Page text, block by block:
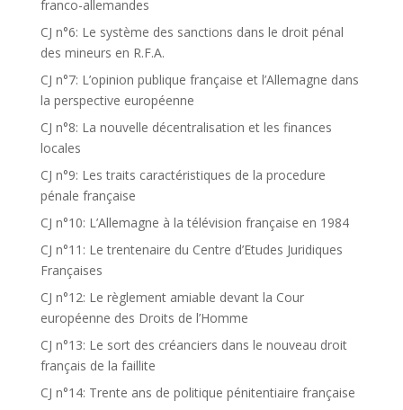
franco-allemandes
CJ n°6: Le système des sanctions dans le droit pénal
des mineurs en R.F.A.
CJ n°7: L’opinion publique française et l’Allemagne dans
la perspective européenne
CJ n°8: La nouvelle décentralisation et les finances
locales
CJ n°9: Les traits caractéristiques de la procedure
pénale française
CJ n°10: L’Allemagne à la télévision française en 1984
CJ n°11: Le trentenaire du Centre d’Etudes Juridiques
Françaises
CJ n°12: Le règlement amiable devant la Cour
européenne des Droits de l’Homme
CJ n°13: Le sort des créanciers dans le nouveau droit
français de la faillite
CJ n°14: Trente ans de politique pénitentiaire française